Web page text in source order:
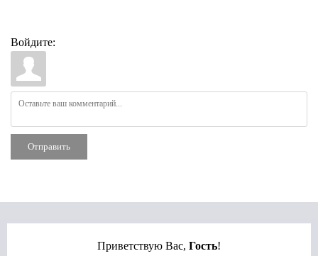
Войдите:
Отправить
Приветствую Вас, Гость!